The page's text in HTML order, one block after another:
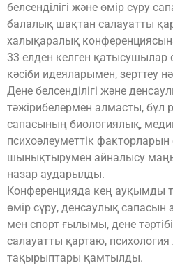
белсенділігі және өмір сүру
балалық шақтан салауатты
халықаралық
33 елден келген
кәсіби идеяларымен, зерттеу
Дене белсенділігі және
тәжірибелермен алмасты, бұл
сапасының биологиялық,
психоәлеуметтік
шынықтырумен айналысу
назар аударылды.
Конференцияда кең ауқымды
өмір сүру, денсаулық сапасын
мен спорт ғылымы, дене
салауатты қартаю,
тақырыптары қамтылды.